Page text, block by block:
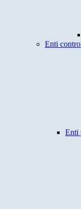
Enti
Enti